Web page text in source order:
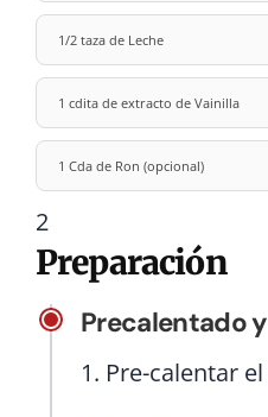
1/2 taza de Leche
1 cdita de extracto de Vainilla
1 Cda de Ron (opcional)
2
Preparación
Precalentado
1. Pre-calentar